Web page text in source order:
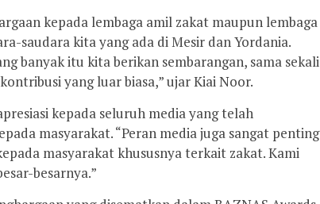
kepada lembaga amil zakat maupun lembaga
saudara kita yang ada di Mesir dan Yordania.
banyak itu kita berikan sembarangan, sama sekali
yang luar biasa,” ujar Kiai Noor.
kepada seluruh media yang telah
masyarakat. “Peran media juga sangat penting
masyarakat khususnya terkait zakat. Kami
besarnya.”